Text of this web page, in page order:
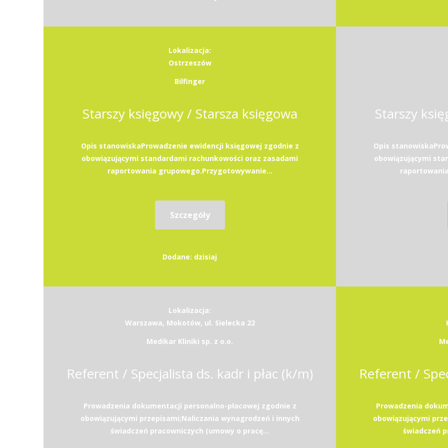
Lokalizacja:
Ostrzeszów
Bilfinger
Starszy księgowy / Starsza księgowa
Opis stanowiskaProwadzenie ewidencji księgowej zgodnie z
obowiązującymi standardami rachunkowości oraz zasadami
raportowania grupowego.Przygotowywanie...
Szczegóły
Dodane: dzisiaj
Starszy
Opis
obowiązującymi
Lokalizacja:
Warszawa, Mokotów, ul. Sielecka 22
Medikar Kliniki sp. z o.o.
Referent / Specjalista ds. kadr i płac (k/m)
Prowadzenia dokumentacji personalno-płacowej zgodnie z
obowiązującymi przepisami;Naliczania wynagrodzeń i innych
świadczeń pracowniczych (umowy o pracę...
Referent /
Prowadzenia
obowiązującymi
świadczeń